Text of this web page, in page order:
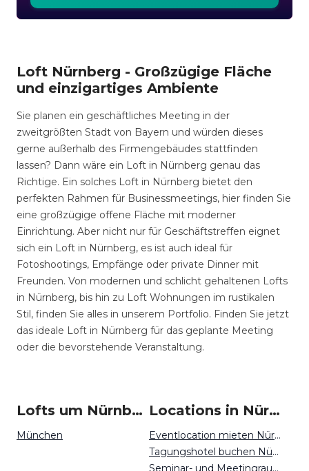
Loft Nürnberg - Großzügige Fläche
und einzigartiges Ambiente
Sie planen ein geschäftliches Meeting in der
zweitgrößten Stadt von Bayern und würden dieses
gerne außerhalb des Firmengebäudes stattfinden
lassen? Dann wäre ein Loft in Nürnberg genau das
Richtige. Ein solches Loft in Nürnberg bietet den
perfekten Rahmen für Businessmeetings, hier finden Sie
eine großzügige offene Fläche mit moderner
Einrichtung. Aber nicht nur für Geschäftstreffen eignet
sich ein Loft in Nürnberg, es ist auch ideal für
Fotoshootings, Empfänge oder private Dinner mit
Freunden. Von modernen und schlicht gehaltenen Lofts
in Nürnberg, bis hin zu Loft Wohnungen im rustikalen
Stil, finden Sie alles in unserem Portfolio. Finden Sie jetzt
das ideale Loft in Nürnberg für das geplante Meeting
oder die bevorstehende Veranstaltung.
Lofts um Nürnberg
München
Locations in Nürnberg mieten
Eventlocation mieten Nürnberg
Tagungshotel buchen Nürnberg
Seminar- und Meetingraum mieten Nürnberg